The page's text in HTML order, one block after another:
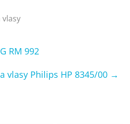
vlasy
RM 992
vlasy Philips HP 8345/00 →